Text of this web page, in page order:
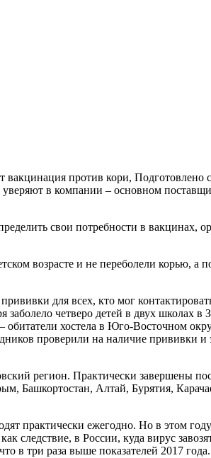
вакцинация против кори, Подготовлено
в компании – основном
свои потребности в вакцинах,
возрасте и не переболели корью, а
для всех, кто мог
четверо детей в двух школах в
обитатели хостела в Юго-Восточном
проверили на наличие прививки и
регион. Практически завершены
Башкортостан, Алтай, Бурятия,
практически ежегодно. Но в этом
следствие, в России, куда вирус
в три раза выше показателей 2017 года.